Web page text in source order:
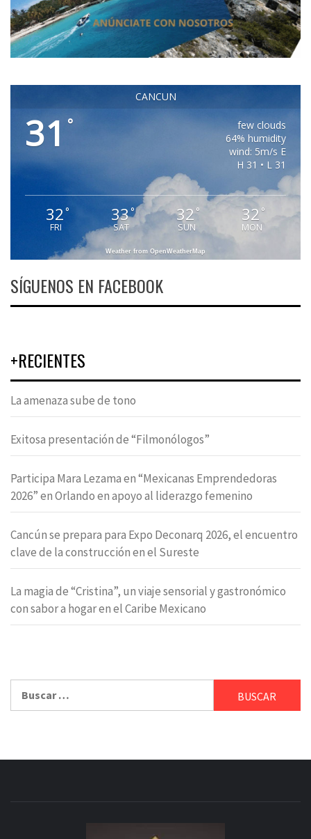
CANCUN
31 °
few clouds
64% humidity
wind: 5m/s E
H 31 • L 31
32°
FRI
33°
SAT
32 °
SUN
32 °
MON
Weather from OpenWeatherMap
SÍGUENOS EN FACEBOOK
+RECIENTES
La amenaza sube de tono
Exitosa presentación de “Filmonólogos”
Participa Mara Lezama en “Mexicanas Emprendedoras
2026” en Orlando en apoyo al liderazgo femenino
Cancún se prepara para Expo Deconarq 2026, el encuentro
clave de la construcción en el Sureste
La magia de “Cristina”, un viaje sensorial y gastronómico
con sabor a hogar en el Caribe Mexicano